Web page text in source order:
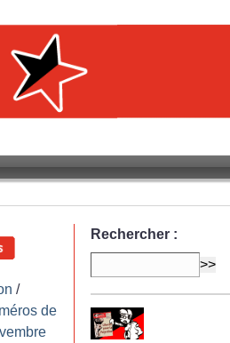
/
de
Rechercher :